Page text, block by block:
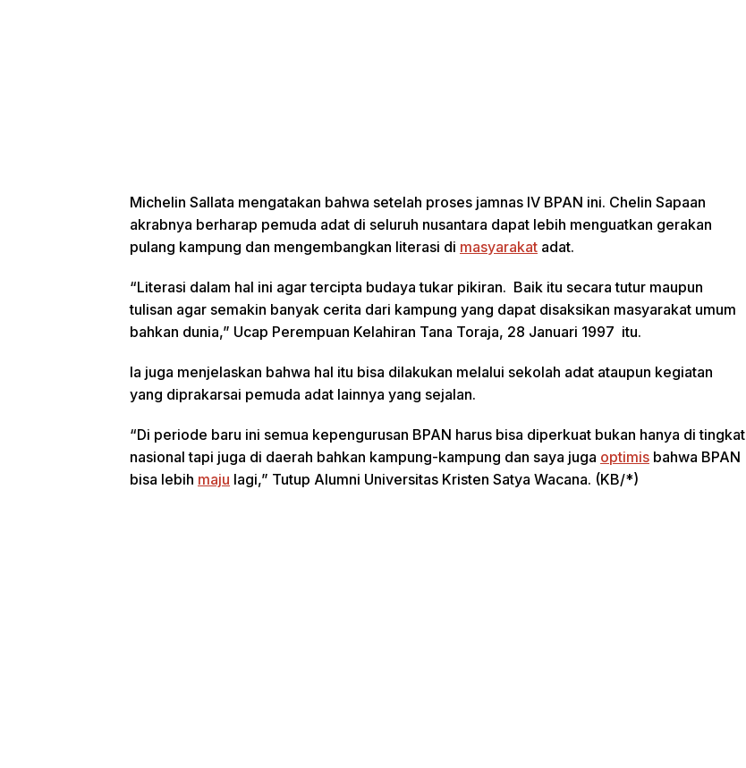
Michelin Sallata mengatakan bahwa setelah proses jamnas IV BPAN ini. Chelin Sapaan
akrabnya berharap pemuda adat di seluruh nusantara dapat lebih menguatkan gerakan
pulang kampung dan mengembangkan literasi di masyarakat adat.
“Literasi dalam hal ini agar tercipta budaya tukar pikiran. Baik itu secara tutur maupun
tulisan agar semakin banyak cerita dari kampung yang dapat disaksikan masyarakat umum
bahkan dunia,” Ucap Perempuan Kelahiran Tana Toraja, 28 Januari 1997 itu.
Ia juga menjelaskan bahwa hal itu bisa dilakukan melalui sekolah adat ataupun kegiatan
yang diprakarsai pemuda adat lainnya yang sejalan.
“Di periode baru ini semua kepengurusan BPAN harus bisa diperkuat bukan hanya di tingkat
nasional tapi juga di daerah bahkan kampung-kampung dan saya juga optimis bahwa BPAN
bisa lebih maju lagi,” Tutup Alumni Universitas Kristen Satya Wacana. (KB/*)